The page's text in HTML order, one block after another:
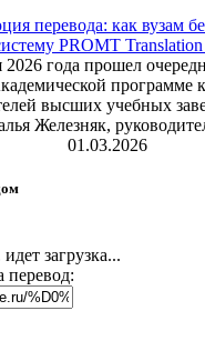
перевода: как вузам
PROMT
2026 года прошел
программе
высших учебных
Железняк,
01.03.2026
идет загрузка...
перевод: